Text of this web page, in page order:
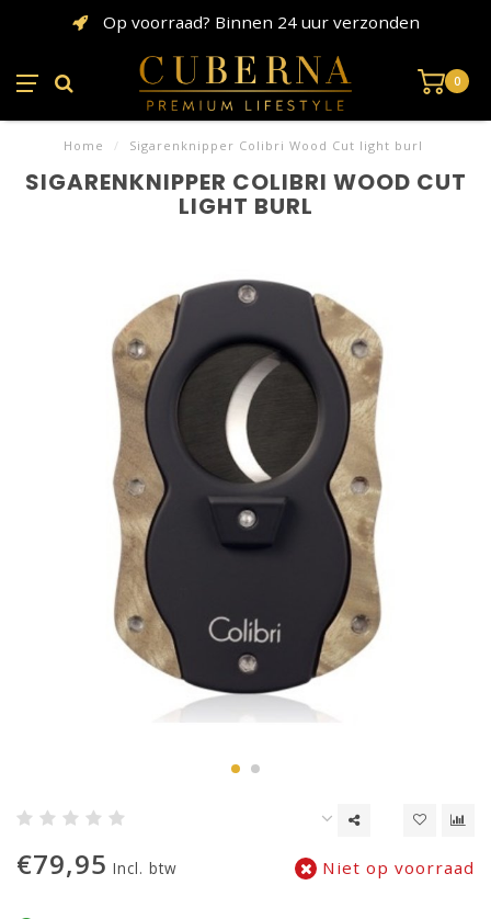
Op voorraad? Binnen 24 uur verzonden
0
Home / Sigarenknipper Colibri Wood Cut light burl
SIGARENKNIPPER COLIBRI WOOD CUT
LIGHT BURL
€79,95 Incl. btw Niet op voorraad